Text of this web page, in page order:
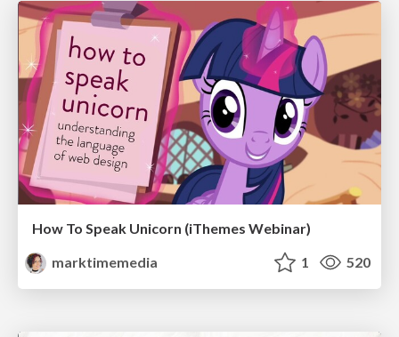
How To Speak Unicorn (iThemes Webinar)
marktimemedia
1 520